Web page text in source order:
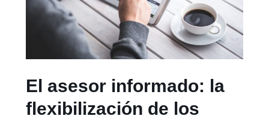
El asesor informado: la
flexibilización de los